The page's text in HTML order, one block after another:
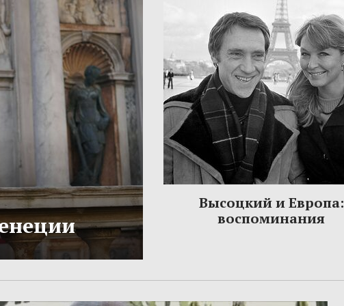
Высоцкий и Европа:
воспоминания